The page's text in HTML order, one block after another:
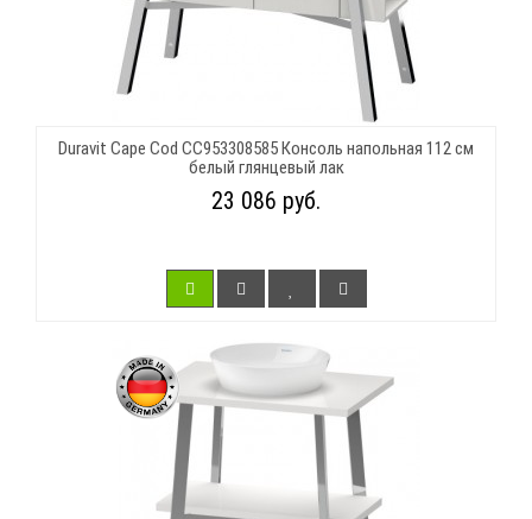
Duravit Cape Cod CC953308585 Консоль напольная 112 см
белый глянцевый лак
23 086 руб.